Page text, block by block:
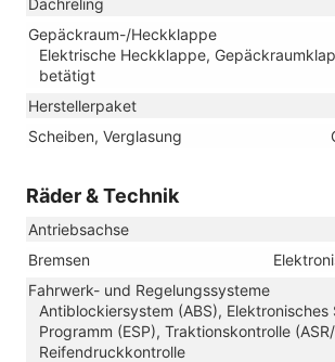
Gepäckraum-/Heckklappe
Elektrische Heckklappe,
betätigt
Herstellerpaket
Scheiben, Verglasung
Räder & Technik
Antriebsachse
Bremsen
Fahrwerk- und Regelungssysteme
Antiblockiersystem (ABS),
Programm (ESP), Traktionskontrolle
Reifendruckkontrolle